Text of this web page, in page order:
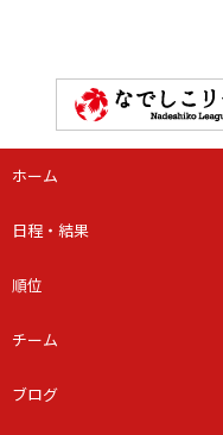
ホーム
日程・結果
順位
チーム
ブログ